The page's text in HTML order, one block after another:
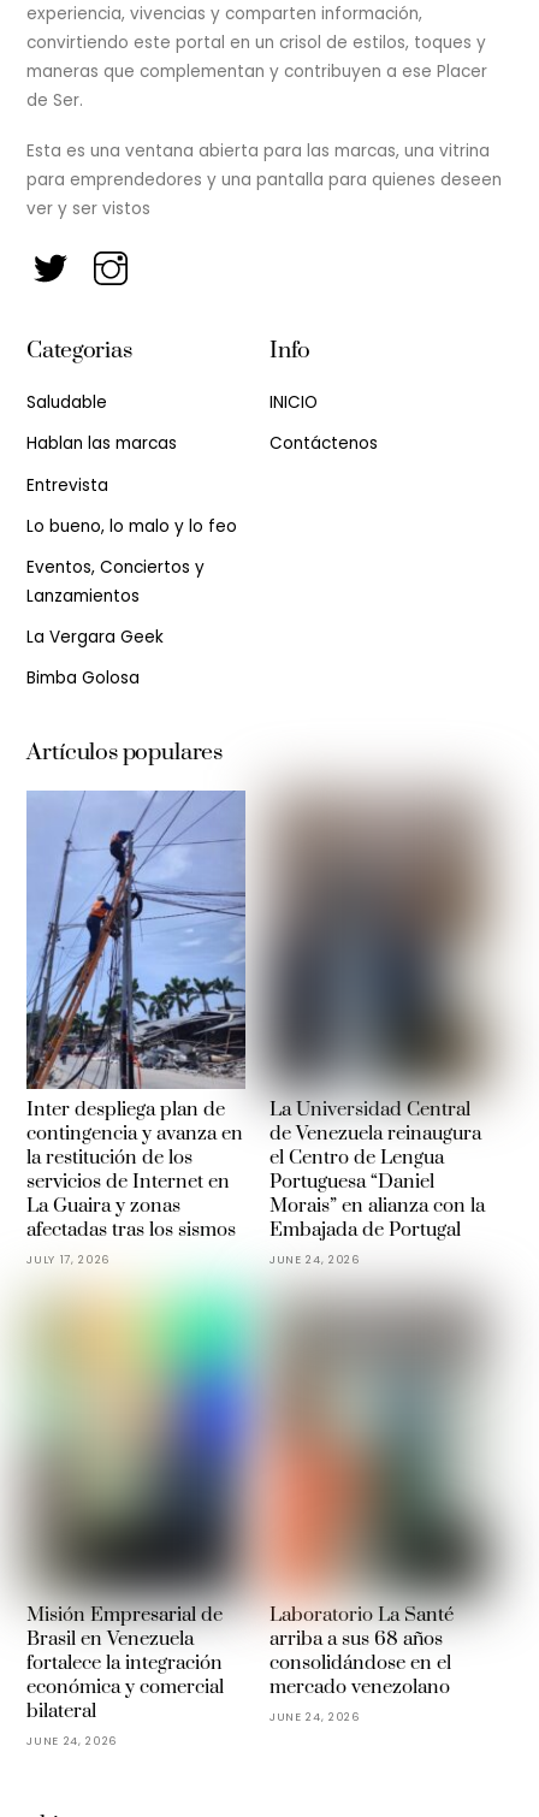
experiencia, vivencias y comparten información,
convirtiendo este portal en un crisol de estilos, toques y
maneras que complementan y contribuyen a ese Placer
de Ser.
Esta es una ventana abierta para las marcas, una vitrina
para emprendedores y una pantalla para quienes deseen
ver y ser vistos
Categorias
Saludable
Hablan las marcas
Entrevista
Lo bueno, lo malo y lo feo
Eventos, Conciertos y
Lanzamientos
La Vergara Geek
Bimba Golosa
Info
INICIO
Contáctenos
Artículos populares
Inter despliega plan de
contingencia y avanza en
la restitución de los
servicios de Internet en
La Guaira y zonas
afectadas tras los sismos
JULY 17, 2026
La Universidad Central
de Venezuela reinaugura
el Centro de Lengua
Portuguesa “Daniel
Morais” en alianza con la
Embajada de Portugal
JUNE 24, 2026
Misión Empresarial de
Brasil en Venezuela
fortalece la integración
económica y comercial
bilateral
JUNE 24, 2026
Laboratorio La Santé
arriba a sus 68 años
consolidándose en el
mercado venezolano
JUNE 24, 2026